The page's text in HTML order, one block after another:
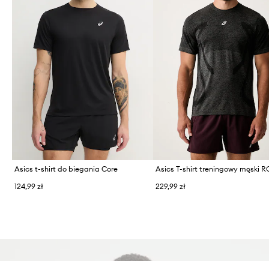
Asics t-shirt do biegania Core
124,99 zł
229,99 zł